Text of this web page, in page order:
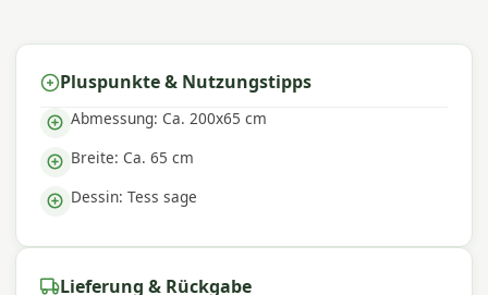
Pluspunkte & Nutzungstipps
Abmessung: Ca. 200x65 cm
Breite: Ca. 65 cm
Dessin: Tess sage
Lieferung & Rückgabe